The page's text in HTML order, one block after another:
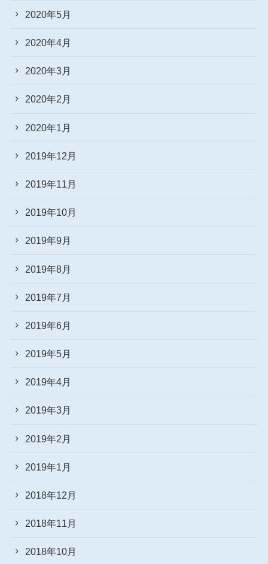
2020年5月
2020年4月
2020年3月
2020年2月
2020年1月
2019年12月
2019年11月
2019年10月
2019年9月
2019年8月
2019年7月
2019年6月
2019年5月
2019年4月
2019年3月
2019年2月
2019年1月
2018年12月
2018年11月
2018年10月